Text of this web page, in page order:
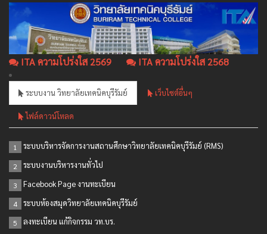
ITA ความโปร่งใส 2569 ITA ความโปร่งใส 2568
ระบบงาน วิทยาลัยเทคนิคบุรีรัมย์ เว็บไซต์อื่นๆ
ไฟล์ดาวน์โหลด
1 ระบบบริหารจัดการงานสถานศึกษาวิทยาลัยเทคนิคบุรีรัมย์ (RMS)
2 ระบบงานบริหารงานทั่วไป
3 Facebook Page งานทะเบียน
4 ระบบห้องสมุดวิทยาลัยเทคนิคบุรีรัมย์
5 ลงทะเบียน แก้กิจกรรม วท.บร.